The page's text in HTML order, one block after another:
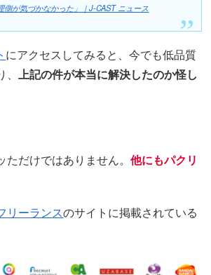
が気づかなかった」｜J-CAST ニュース
にアクセスしてみると、今でも低品質
、上記の件が本当に解決したのか怪し
ただけではありません。他にもパクリ
リーランスのサイトに掲載されている